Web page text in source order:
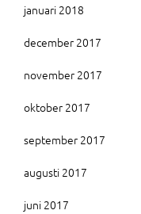
januari 2018
december 2017
november 2017
oktober 2017
september 2017
augusti 2017
juni 2017